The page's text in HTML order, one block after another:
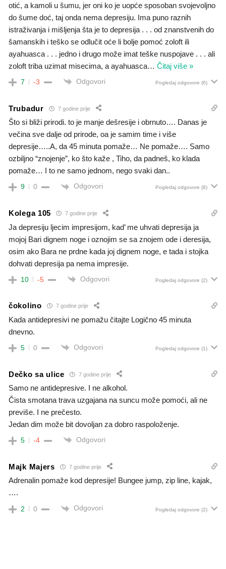
otić, a kamoli u šumu, jer oni ko je uopće sposoban svojevoljno
do šume doć, taj onda nema depresiju. Ima puno raznih
istraživanja i mišljenja šta je to depresija . . . od znanstvenih do
šamanskih i teško se odlučit oće li bolje pomoć zoloft ili
ayahuasca . . . jedno i drugo može imat teške nuspojave . . . ali
zoloft triba uzimat misecima, a ayahuasca… Čitaj više »
7 -3 Odgovori Pogledaj odgovore (6)
Trubadur 7 godine prije
Što si bliži prirodi. to je manje dešresije i obrnuto…. Danas je
večina sve dalje od prirode, oa je samim time i više
depresije…..A, da 45 minuta pomaže… Ne pomaže…. Samo
ozbiljno “znojenje”, ko što kaže , Tiho, da padneš, ko klada
pomaže… I to ne samo jednom, nego svaki dan..
9 0 Odgovori Pogledaj odgovore (8)
Kolega 105 7 godine prije
Ja depresiju ljecim impresijom, kad’ me uhvati depresija ja
mojoj Bari dignem noge i oznojim se sa znojem ode i deresija,
osim ako Bara ne prdne kada joj dignem noge, e tada i stojka
dohvati depresija pa nema impresije.
10 -5 Odgovori Pogledaj odgovore (2)
čokolino 7 godine prije
Kada antidepresivi ne pomažu čitajte Logično 45 minuta
dnevno.
5 0 Odgovori Pogledaj odgovore (1)
Dečko sa ulice 7 godine prije
Samo ne antidepresive. I ne alkohol.
Čista smotana trava uzgajana na suncu može pomoći, ali ne
previše. I ne prečesto.
Jedan dim može bit dovoljan za dobro raspoloženje.
5 -4 Odgovori
Majk Majers 7 godine prije
Adrenalin pomaže kod depresije! Bungee jump, zip line, kajak,
….
2 0 Odgovori Pogledaj odgovore (2)